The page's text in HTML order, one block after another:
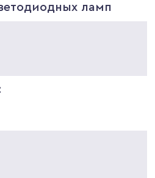
ламп